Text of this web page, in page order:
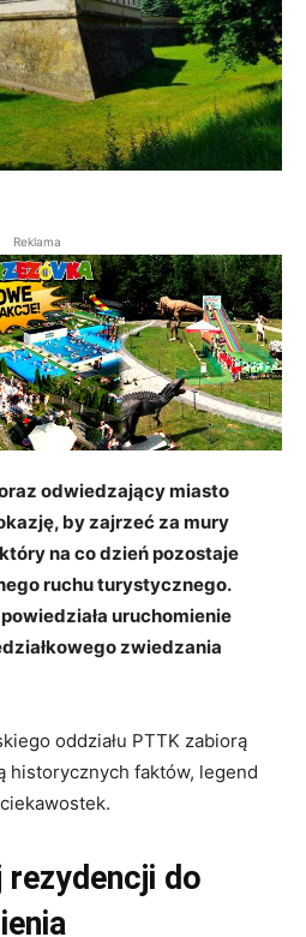
Reklama
odwiedzający miasto
by zajrzeć za mury
na co dzień pozostaje
ruchu turystycznego.
uruchomienie
zwiedzania
oddziału PTTK zabiorą
historycznych faktów, legend
rezydencji do